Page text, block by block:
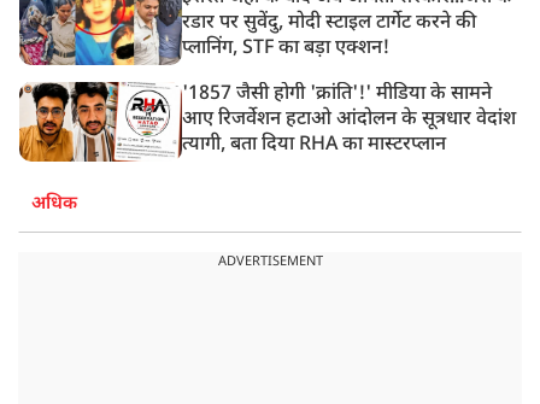
रडार पर सुवेंदु, मोदी स्टाइल टार्गेट करने की
प्लानिंग, STF का बड़ा एक्शन!
'1857 जैसी होगी 'क्रांति'!' मीडिया के सामने
आए रिजर्वेशन हटाओ आंदोलन के सूत्रधार वेदांश
त्यागी, बता दिया RHA का मास्टरप्लान
अधिक
ADVERTISEMENT